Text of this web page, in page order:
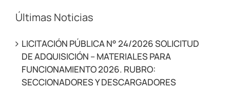
Últimas Noticias
LICITACIÓN PÚBLICA N° 24/2026 SOLICITUD
DE ADQUISICIÓN – MATERIALES PARA
FUNCIONAMIENTO 2026. RUBRO:
SECCIONADORES Y DESCARGADORES